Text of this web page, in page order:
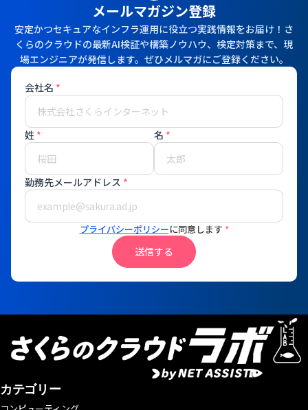
メールマガジン登録
安定かつセキュアなインフラ運用に役立つ実践情報をお届け！さ
くらのクラウドの最新AI検証や構築ノウハウ、検定対策まで、現
場エンジニアが発信します。ぜひメルマガにご登録ください。
会社名 *
姓 * 名 *
勤務先メールアドレス *
プライバシーポリシーに同意します *
送信する
カテゴリー